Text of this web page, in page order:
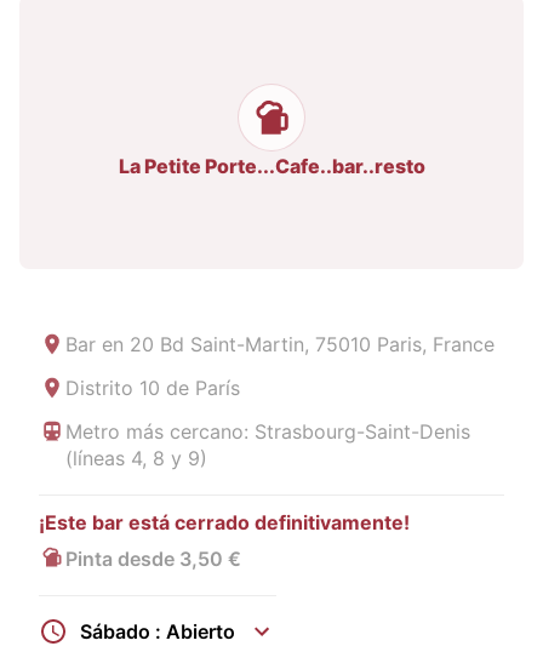
La Petite Porte...Cafe..bar..resto
Bar en 20 Bd Saint-Martin, 75010 Paris, France
Distrito 10 de París
Metro más cercano: Strasbourg-Saint-Denis
(líneas 4, 8 y 9)
¡Este bar está cerrado definitivamente!
Pinta desde 3,50 €
Sábado : Abierto